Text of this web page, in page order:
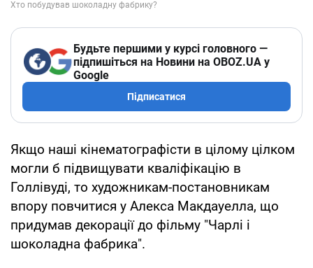
Будьте першими у курсі головного —
підпишіться на Новини на OBOZ.UA у
Google
Підписатися
Якщо наші кінематографісти в цілому цілком
могли б підвищувати кваліфікацію в
Голлівуді, то художникам-постановникам
впору повчитися у Алекса Макдауелла, що
придумав декорації до фільму "Чарлі і
шоколадна фабрика".